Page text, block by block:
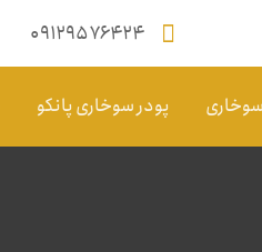
۰۹۱۲۹۵۷۶۴۲۴
سوخاری پودر سوخاری پانکو